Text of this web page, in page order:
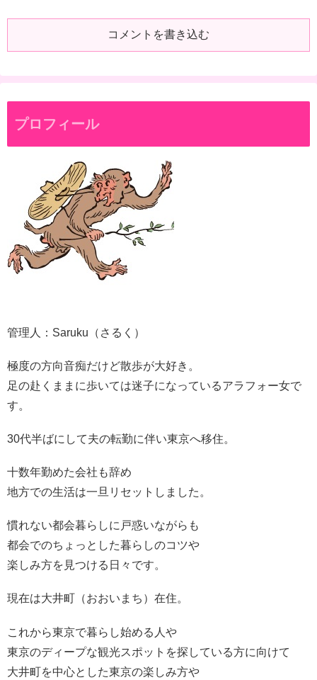
コメントを書き込む
プロフィール
管理人：Saruku（さるく）
極度の方向音痴だけど散歩が大好き。
足の赴くままに歩いては迷子になっているアラフォー女で
す。
30代半ばにして夫の転勤に伴い東京へ移住。
十数年勤めた会社も辞め
地方での生活は一旦リセットしました。
慣れない都会暮らしに戸惑いながらも
都会でのちょっとした暮らしのコツや
楽しみ方を見つける日々です。
現在は大井町（おおいまち）在住。
これから東京で暮らし始める人や
東京のディープな観光スポットを探している方に向けて
大井町を中心とした東京の楽しみ方や